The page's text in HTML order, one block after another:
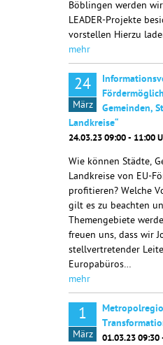
Böblingen werden
LEADER-Projekte
vorstellen Hierzu
mehr
24
März
Gemeinden,
Landkreise“
24.03.23 09:00 - 11:00
Wie können Städte,
Landkreise von EU-
profitieren? Welche
gilt es zu beachten
Themengebiete
freuen uns, dass wir
stellvertretender
Europabüros…
mehr
1
März 01.03.23 09:30